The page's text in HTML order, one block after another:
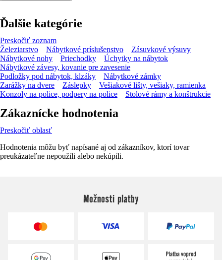
Ďalšie kategórie
Preskočiť zoznam
Železiarstvo
Nábytkové príslušenstvo
Zásuvkové výsuvy
Nábytkové nohy
Priechodky
Úchytky na nábytok
Nábytkové závesy, kovanie pre zavesenie
Podložky pod nábytok, klzáky
Nábytkové zámky
Zarážky na dvere
Záslepky
Vešiakové lišty, vešiaky, ramienka
Konzoly na police, podpery na police
Stolové rámy a konštrukcie
Zákaznícke hodnotenia
Preskočiť oblasť
Hodnotenia môžu byť napísané aj od zákazníkov, ktorí tovar
preukázateľne nepoužili alebo nekúpili.
Možnosti platby